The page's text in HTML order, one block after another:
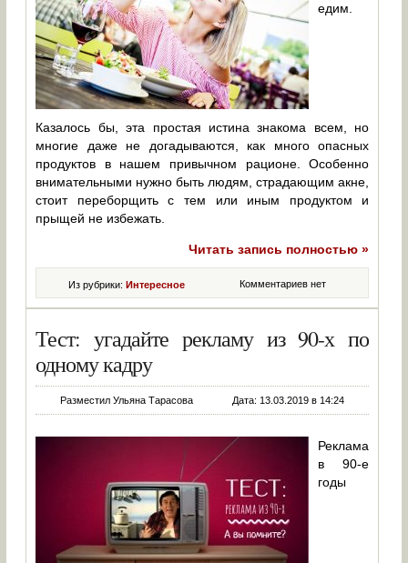
едим.
Казалось бы, эта простая истина знакома всем, но
многие даже не догадываются, как много опасных
продуктов в нашем привычном рационе. Особенно
внимательными нужно быть людям, страдающим акне,
стоит переборщить с тем или иным продуктом и
прыщей не избежать.
Читать запись полностью »
Комментариев нет
Из рубрики:Интересное
Тест: угадайте рекламу из 90-х по
одному кадру
Разместил Ульяна Тарасова Дата: 13.03.2019 в 14:24
Реклама
в 90-е
годы